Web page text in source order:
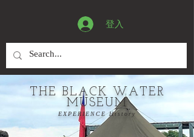
登入
THE BLACK WATER
MUSEUM
EXPERIENCE History